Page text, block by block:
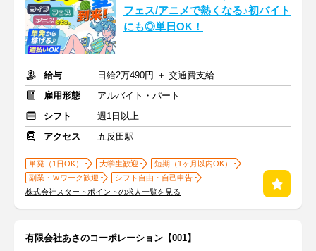
フェス/アニメで熱くなる♪初バイト
にも◎単日OK！
給与
日給2万490円 ＋ 交通費支給
雇用形態
アルバイト・パート
シフト
週1日以上
アクセス
五反田駅
単発（1日OK） 大学生歓迎
短期（1ヶ月以内OK）
副業・Ｗワーク歓迎
シフト自由・自己申告
株式会社スタートポイントの求人一覧を見る
有限会社あさのコーポレーション【001】